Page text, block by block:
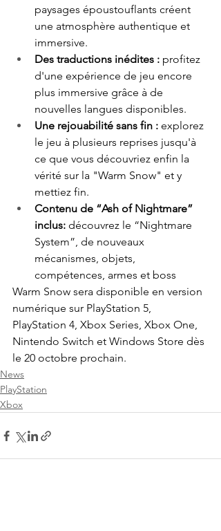
paysages époustouflants créent
une atmosphère authentique et
immersive.
Des traductions inédites : profitez
d'une expérience de jeu encore
plus immersive grâce à de
nouvelles langues disponibles.
Une rejouabilité sans fin : explorez
le jeu à plusieurs reprises jusqu'à
ce que vous découvriez enfin la
vérité sur la "Warm Snow" et y
mettiez fin.
Contenu de “Ash of Nightmare”
inclus: découvrez le “Nightmare
System”, de nouveaux
mécanismes, objets,
compétences, armes et boss
Warm Snow sera disponible en version
numérique sur PlayStation 5,
PlayStation 4, Xbox Series, Xbox One,
Nintendo Switch et Windows Store dès
le 20 octobre prochain.
News
PlayStation
Xbox